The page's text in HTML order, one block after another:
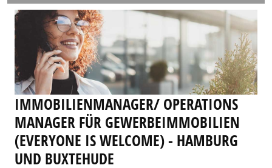
IMMOBILIENMANAGER/ OPERATIONS
MANAGER FÜR GEWERBEIMMOBILIEN
(EVERYONE IS WELCOME) - HAMBURG
UND BUXTEHUDE